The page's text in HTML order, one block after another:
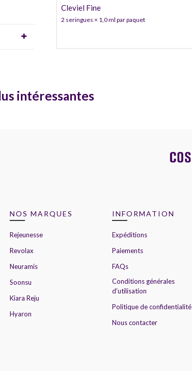
Cleviel Fine
2 seringues × 1,0 ml par paquet
intéressantes
NOS MARQUES
Rejeunesse
Revolax
Neuramis
Soonsu
Kiara Reju
Hyaron
INFORMATION
Expéditions
Paiements
FAQs
Conditions générales
d'utilisation
Politique de confidentialité
Nous contacter